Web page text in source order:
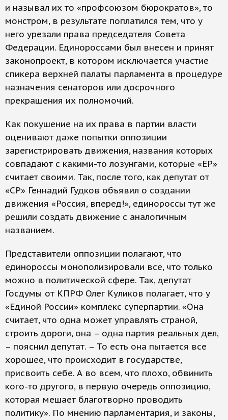
и называл их то «профсоюзом бюрократов», то
монстром, в результате поплатился тем, что у
него урезали права председателя Совета
Федерации. Единороссами был внесен и принят
законопроект, в котором исключается участие
спикера верхней палаты парламента в процедуре
назначения сенаторов или досрочного
прекращения их полномочий.
Как покушение на их права в партии власти
оценивают даже попытки оппозиции
зарегистрировать движения, названия которых
совпадают с какими-то лозунгами, которые «ЕР»
считает своими. Так, после того, как депутат от
«СР» Геннадий Гудков объявил о создании
движения «Россия, вперед!», единороссы тут же
решили создать движение с аналогичным
названием.
Представители оппозиции полагают, что
единороссы монополизировали все, что только
можно в политической сфере. Так, депутат
Госдумы от КПРФ Олег Куликов полагает, что у
«Единой России» комплекс суперпартии. «Она
считает, что одна может управлять страной,
строить дороги, она – одна партия реальных дел,
– пояснил депутат. – То есть она пытается все
хорошее, что происходит в государстве,
присвоить себе. А во всем, что плохо, обвинить
кого-то другого, в первую очередь оппозицию,
которая мешает благотворно проводить
политику». По мнению парламентария, и законы,